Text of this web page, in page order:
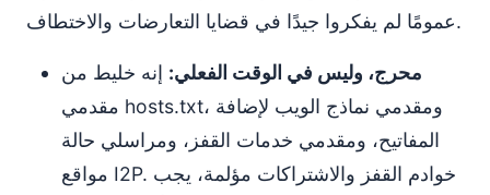
عمومًا لم يفكروا جيدًا في قضايا التعارضات والاختطاف.
محرج، وليس في الوقت الفعلي: إنه خليط من
مقدمي hosts.txt، ومقدمي نماذج الويب لإضافة
المفاتيح، ومقدمي خدمات القفز، ومراسلي حالة
مواقع I2P. خوادم القفز والاشتراكات مؤلمة، يجب